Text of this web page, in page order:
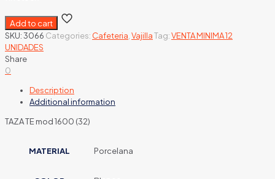
Add to cart
SKU:3066 Categories: Cafeteria VajillaTag:VENTA MINIMA 12
UNIDADES
Share
0
Description
Additional information
TAZA TE mod 1600 (32)
MATERIAL Porcelana